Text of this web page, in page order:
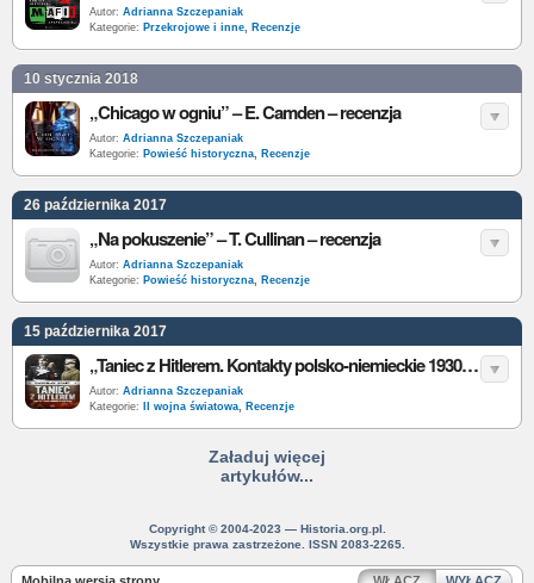
Autor: Adrianna Szczepaniak
Kategorie: Przekrojowe i inne, Recenzje
10 stycznia 2018
„Chicago w ogniu” – E. Camden – recenzja
Autor: Adrianna Szczepaniak
Kategorie: Powieść historyczna, Recenzje
26 października 2017
„Na pokuszenie” – T. Cullinan – recenzja
Autor: Adrianna Szczepaniak
Kategorie: Powieść historyczna, Recenzje
15 października 2017
„Taniec z Hitlerem. Kontakty polsko-niemieckie 1930-1939” – R. Golec – recenzja
Autor: Adrianna Szczepaniak
Kategorie:
II wojna światowa, Recenzje
Załaduj więcej
artykułów...
Copyright © 2004-2023 — Historia.org.pl.
Wszystkie prawa zastrzeżone. ISSN 2083-2265.